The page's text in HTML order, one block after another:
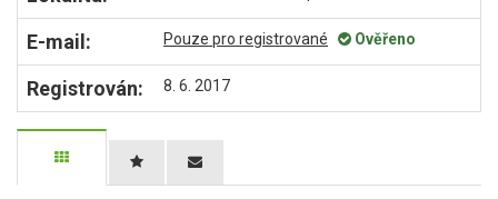
E-mail: Pouze pro registrované Ověřeno
Registrován: 8. 6. 2017